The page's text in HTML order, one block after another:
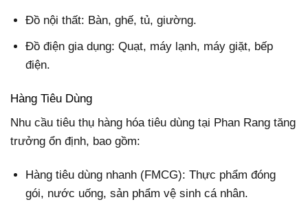
Đồ nội thất: Bàn, ghế, tủ, giường.
Đồ điện gia dụng: Quạt, máy lạnh, máy giặt, bếp
điện.
Hàng Tiêu Dùng
Nhu cầu tiêu thụ hàng hóa tiêu dùng tại Phan Rang tăng
trưởng ổn định, bao gồm:
Hàng tiêu dùng nhanh (FMCG): Thực phẩm đóng
gói, nước uống, sản phẩm vệ sinh cá nhân.